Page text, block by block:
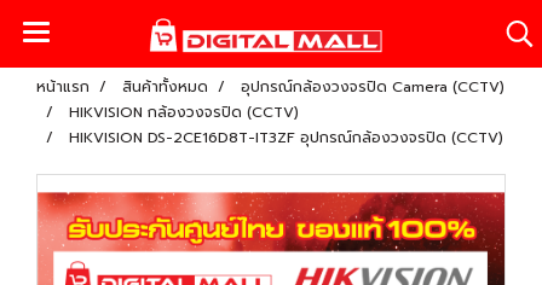
หน้าแรก สินค้าทั้งหมด
อุปกรณ์กล้องวงจรปิด Camera (CCTV)
HIKVISION กล้องวงจรปิด (CCTV)
HIKVISION DS-2CE16D8T-IT3ZF อุปกรณ์กล้องวงจรปิด (CCTV)